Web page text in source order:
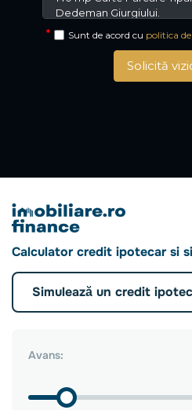
Sunt de acord cu politica
Solicită